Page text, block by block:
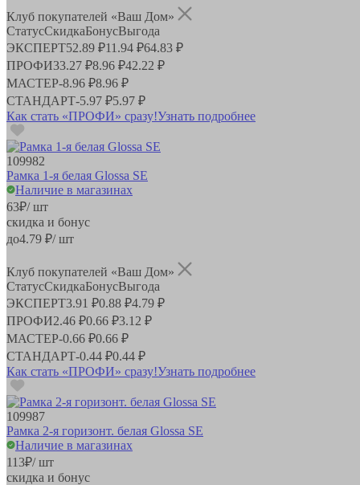
Клуб покупателей «Ваш Дом»
СтатусСкидкаБонусВыгода
ЭКСПЕРТ52.89 ₽11.94 ₽64.83 ₽
ПРОФИ33.27 ₽8.96 ₽42.22 ₽
МАСТЕР-8.96 ₽8.96 ₽
СТАНДАРТ-5.97 ₽5.97 ₽
Как стать «ПРОФИ» сразу!Узнать подробнее
109982
Рамка 1-я белая Glossa SE
Наличие в магазинах
63₽/ шт
скидка и бонус
до4.79 ₽/ шт
Клуб покупателей «Ваш Дом»
СтатусСкидкаБонусВыгода
ЭКСПЕРТ3.91 ₽0.88 ₽4.79 ₽
ПРОФИ2.46 ₽0.66 ₽3.12 ₽
МАСТЕР-0.66 ₽0.66 ₽
СТАНДАРТ-0.44 ₽0.44 ₽
Как стать «ПРОФИ» сразу!Узнать подробнее
109987
Рамка 2-я горизонт. белая Glossa SE
Наличие в магазинах
113₽/ шт
скидка и бонус